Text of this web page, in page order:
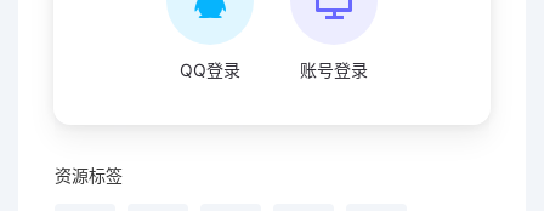
QQ登录 账号登录
资源标签